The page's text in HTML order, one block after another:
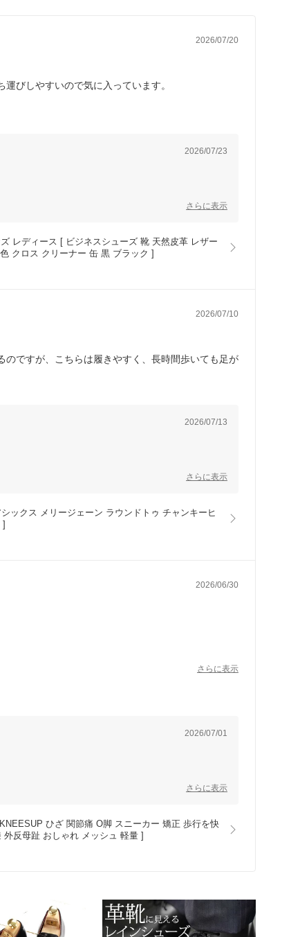
2026/07/20
びしやすいので気に入っています。
2026/07/23
さらに表示
レディース [ ビジネスシューズ 靴 天然皮革 レザー
クロス クリーナー 缶 黒 ブラック ]
2026/07/10
ですが、こちらは履きやすく、長時間歩いても足が
2026/07/13
さらに表示
ックス メリージェーン ラウンドトゥ チャンキーヒ
]
2026/06/30
さらに表示
2026/07/01
さらに表示
ひざ 関節痛 O脚 スニーカー 矯正 歩行を快
反母趾 おしゃれ メッシュ 軽量 ]